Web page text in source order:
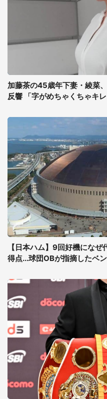
加藤茶の45歳年下妻・綾菜
反響 「字がめちゃくちゃキ
【日本ハム】9回好機にな
得点...球団OBが指摘したベン